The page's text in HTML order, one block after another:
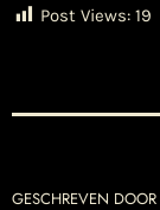
Post Views: 19
GESCHREVEN DOOR